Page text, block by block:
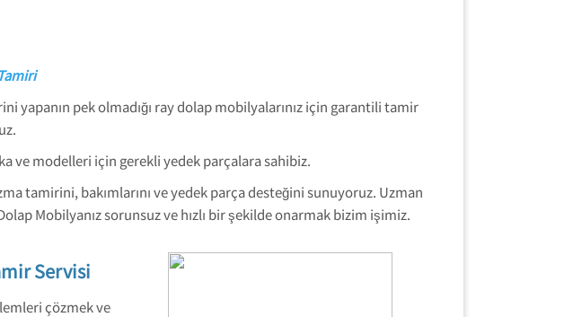
yapanın pek olmadığı ray dolap mobilyalarınız için garantili tamir
ve modelleri için gerekli yedek parçalara sahibiz.
tamirini, bakımlarını ve yedek parça desteğini sunuyoruz. Uzman
Mobilyanız sorunsuz ve hızlı bir şekilde onarmak bizim işimiz.
Servisi
çözmek ve